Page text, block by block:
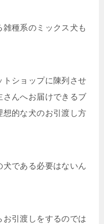
種系のミックス犬も
トショップに陳列させ
さんへお届けできるブ
想的な犬のお引渡し方
である必要はないん
お引渡しをするのでは